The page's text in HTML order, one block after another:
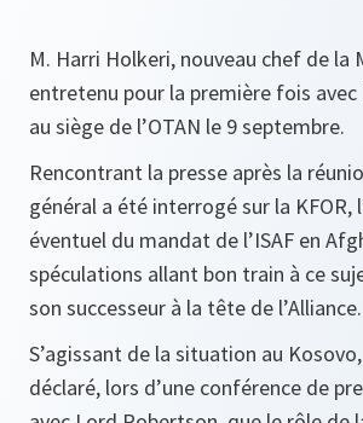
M. Harri Holkeri, nouveau chef de la
entretenu pour la première fois
au siège de l’OTAN le 9 septembre.
Rencontrant la presse après la
général a été interrogé sur la KFOR,
éventuel du mandat de l’ISAF en
spéculations allant bon train à ce
son successeur à la tête de l’Alliance.
S’agissant de la situation au
déclaré, lors d’une conférence de